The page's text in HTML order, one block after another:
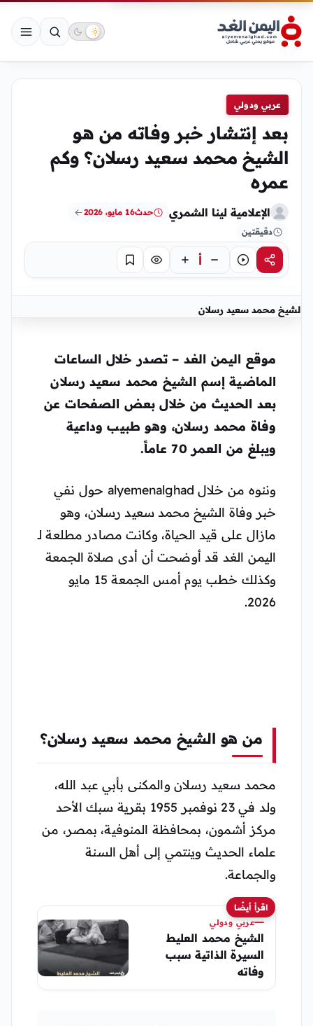
عربي ودولي
بعد إنتشار خبر وفاته من هو
الشيخ محمد سعيد رسلان؟ وكم
عمره
الإعلامية لينا الشمري حدث16 مايو، 2026
دقيقتين
مشاركةاستماع أ تركيز حفظ
الشيخ محمد سعيد رسلان
موقع اليمن الغد – تصدر خلال الساعات
الماضية إسم الشيخ محمد سعيد رسلان
بعد الحديث من خلال بعض الصفحات عن
وفاة محمد رسلان، وهو طبيب وداعية
ويبلغ من العمر 70 عاماً.
وننوه من خلال alyemenalghad حول نفي
خبر وفاة الشيخ محمد سعيد رسلان، وهو
مازال على قيد الحياة، وكانت مصادر مطلعة لـ
اليمن الغد قد أوضحت أن أدى صلاة الجمعة
وكذلك خطب يوم أمس الجمعة 15 مايو
2026.
من هو الشيخ محمد سعيد رسلان؟
محمد سعيد رسلان والمكنى بأبي عبد الله،
ولد في 23 نوفمبر 1955 بقرية سبك الأحد
مركز أشمون، بمحافظة المنوفية، بمصر، من
علماء الحديث وينتمي إلى أهل السنة
والجماعة.
اقرأ أيضًا
عربي ودولي
الشيخ محمد العليط
السيرة الذاتية سبب
وفاته